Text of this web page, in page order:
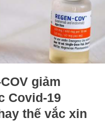
giảm
Covid-19
thế vắc xin